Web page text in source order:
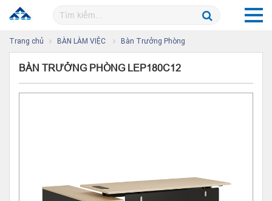
Trang chủ BÀN LÀM VIỆC Bàn Trưởng Phòng
BÀN TRƯỞNG PHÒNG LEP180C12